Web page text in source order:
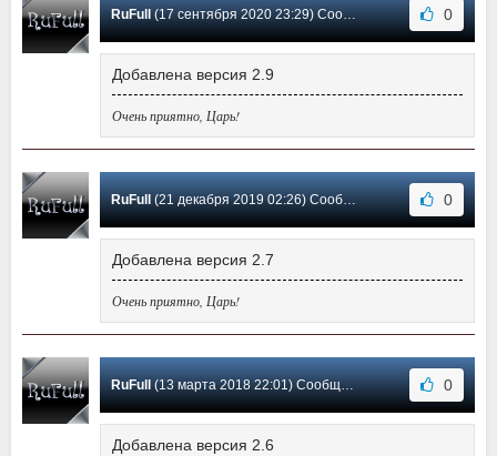
RuFull (17 сентября 2020 23:29) Сообщение #5 0
Добавлена версия 2.9
Очень приятно, Царь!
RuFull (21 декабря 2019 02:26) Сообщение #4 0
Добавлена версия 2.7
Очень приятно, Царь!
RuFull (13 марта 2018 22:01) Сообщение #3 0
Добавлена версия 2.6